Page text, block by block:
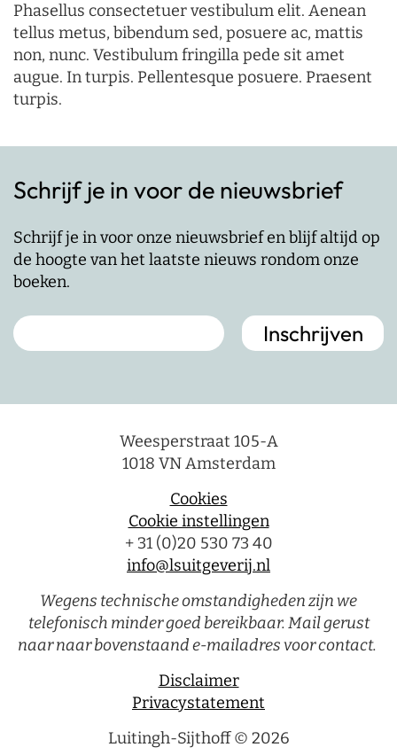
Phasellus consectetuer vestibulum elit. Aenean
tellus metus, bibendum sed, posuere ac, mattis
non, nunc. Vestibulum fringilla pede sit amet
augue. In turpis. Pellentesque posuere. Praesent
turpis.
Schrijf je in voor de nieuwsbrief
Schrijf je in voor onze nieuwsbrief en blijf altijd op
de hoogte van het laatste nieuws rondom onze
boeken.
Weesperstraat 105-A
1018 VN Amsterdam
Cookies
Cookie instellingen
+ 31 (0)20 530 73 40
info@lsuitgeverij.nl
Wegens technische omstandigheden zijn we
telefonisch minder goed bereikbaar. Mail gerust
naar naar bovenstaand e-mailadres voor contact.
Disclaimer
Privacystatement
Luitingh-Sijthoff © 2026